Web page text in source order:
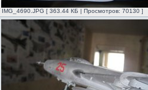
IMG_4690.JPG [ 363.44 КБ | Просмотров: 70130 ]